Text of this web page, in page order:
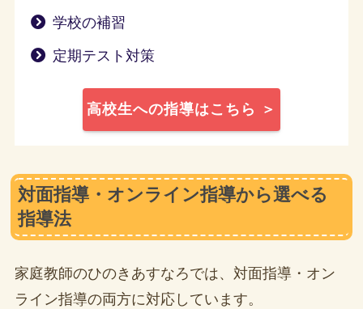
学校の補習
定期テスト対策
高校生への指導はこちら ＞
対面指導・オンライン指導から選べる
指導法
家庭教師のひのきあすなろでは、対面指導・オン
ライン指導の両方に対応しています。